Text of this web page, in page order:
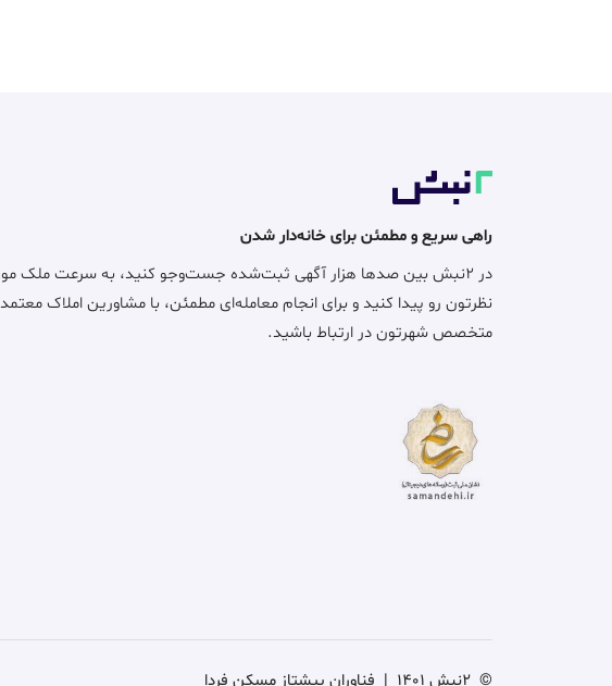
راهی سریع و مطمئن برای خانه‌دار شدن
در ۲نبش بین صدها هزار آگهی ثبت‌شده جست‌وجو کنید، به سرعت ملک
نظرتون رو پیدا کنید و برای انجام معامله‌ای مطمئن، با مشاورین املاک
متخصص شهرتون در ارتباط باشید.
© 2نبش 1401 | فناوران پیشتاز مسکن فردا